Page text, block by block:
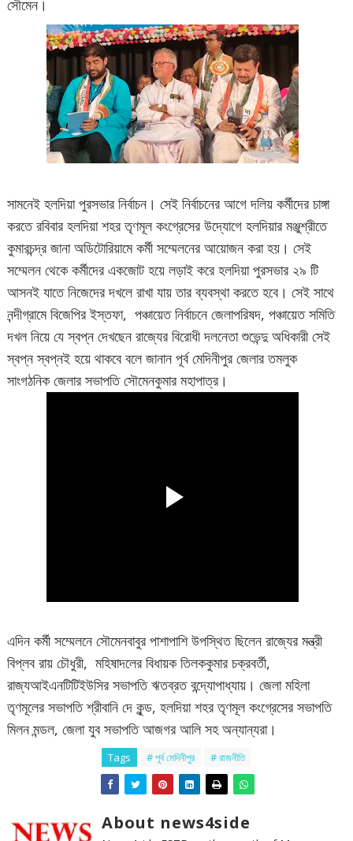
সৌমেন।
সামনেই হলদিয়া পুরসভার নির্বাচন। সেই নির্বাচনের আগে দলিয় কর্মীদের চাঙ্গা
করতে রবিবার হলদিয়া শহর তৃণমূল কংগ্রেসের উদ্যোগে হলদিয়ার মঞ্জুশ্রীতে
কুমারচন্দ্র জানা অডিটোরিয়ামে কর্মী সম্মেলনের আয়োজন করা হয়। সেই
সম্মেলন থেকে কর্মীদের একজোট হয়ে লড়াই করে হলদিয়া পুরসভার ২৯ টি
আসনই যাতে নিজেদের দখলে রাখা যায় তার ব্যবস্থা করতে হবে। সেই সাথে
নন্দীগ্রামে বিজেপির ইস্তফা, পঞ্চায়েত নির্বাচনে জেলাপরিষদ, পঞ্চায়েত সমিতি
দখল নিয়ে যে স্বপ্ন দেখছেন রাজ্যের বিরোধী দলনেতা শুভেন্দু অধিকারী সেই
স্বপ্ন স্বপ্নই হয়ে থাকবে বলে জানান পূর্ব মেদিনীপুর জেলার তমলুক
সাংগঠনিক জেলার সভাপতি সৌমেনকুমার মহাপাত্র।
এদিন কর্মী সম্মেলনে সৌমেনবাবুর পাশাপাশি উপস্থিত ছিলেন রাজ্যের মন্ত্রী
বিপ্লব রায় চৌধুরী, মহিষাদলের বিধায়ক তিলককুমার চক্রবর্তী,
রাজ্যআইএনটিটিইউসির সভাপতি ঋতব্রত বন্দ্যোপাধ্যায়। জেলা মহিলা
তৃণমূলের সভাপতি শ্রীবানি দে কুন্ড, হলদিয়া শহর তৃণমূল কংগ্রেসের সভাপতি
মিলন মন্ডল, জেলা যুব সভাপতি আজগর আলি সহ অন্যান্যরা।
Tags # পূর্ব মেদিনীপুর # রাজনীতি
About news4side